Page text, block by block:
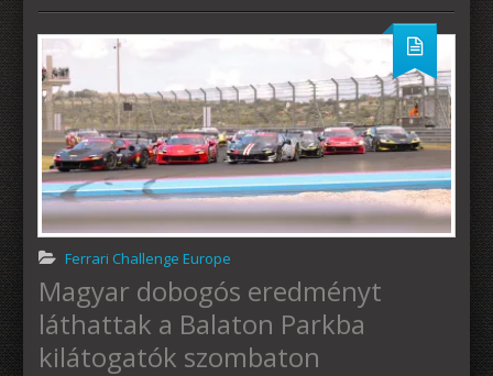
Ferrari Challenge Europe
Magyar dobogós eredményt
láthattak a Balaton Parkba
kilátogatók szombaton